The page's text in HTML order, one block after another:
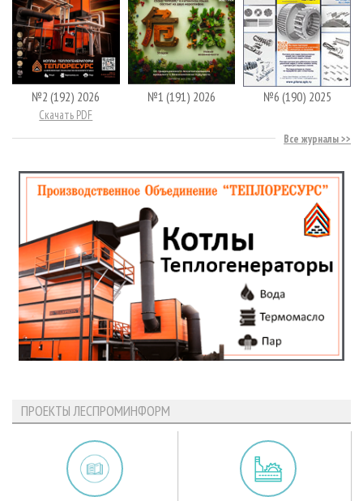
№2 (192) 2026
Скачать PDF
№1 (191) 2026 №6 (190) 2025
Все журналы
ПРОЕКТЫ ЛЕСПРОМИНФОРМ